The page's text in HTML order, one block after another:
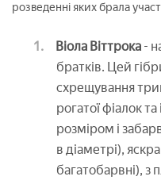
розведенні яких брала
Віола Віттрока -
братків. Цей
схрещування
рогатої фіалок
розміром і
в діаметрі),
багатобарвні),